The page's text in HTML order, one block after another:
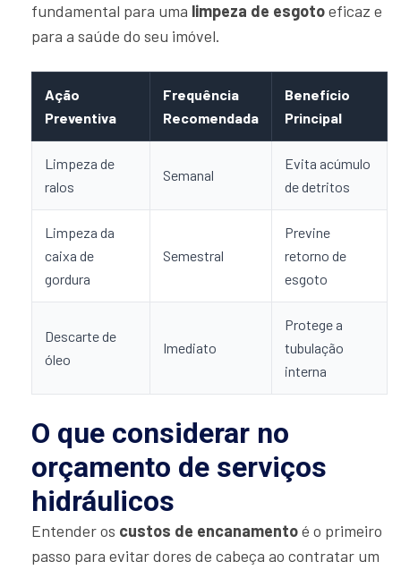
fundamental para uma limpeza de esgotoeficaz e
para a saúde do seu imóvel.
Ação
Preventiva
Frequência
Recomendada
Benefício
Principal
Limpeza de
ralos
Semanal
Evita acúmulo
de detritos
Limpeza da
caixa de
gordura
Semestral
Previne
retorno de
esgoto
Descarte de
óleo
Imediato
Protege a
tubulação
interna
O que considerar no
orçamento de serviços
hidráulicos
Entender os custos de encanamentoé o primeiro
passo para evitar dores de cabeça ao contratar um